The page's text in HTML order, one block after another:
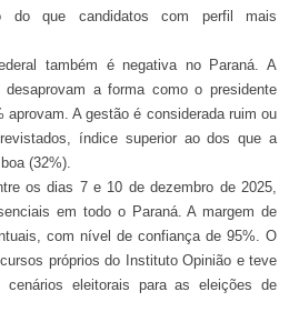
do que candidatos com perfil mais
também é negativa no Paraná. A
a forma como o presidente
aprovam. A gestão é considerada ruim ou
índice superior ao dos que a
(32%).
os dias 7 e 10 de dezembro de 2025,
em todo o Paraná. A margem de
com nível de confiança de 95%. O
próprios do Instituto Opinião e teve
eleitorais para as eleições de